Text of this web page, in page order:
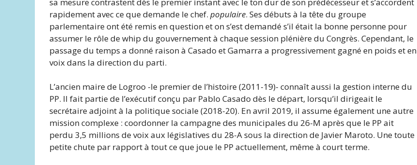
rapidement avec ce que demande le chef. populaire. Ses débuts à la tête du groupe
parlementaire ont été remis en question et on s’est demandé s’il était la bonne personne pour
assumer le rôle de whip du gouvernement à chaque session plénière du Congrès. Cependant, le
passage du temps a donné raison à Casado et Gamarra a progressivement gagné en poids et en
voix dans la direction du parti.
L’ancien maire de Logroo -le premier de l’histoire (2011-19)- connaît aussi la gestion interne du
PP. Il fait partie de l’exécutif conçu par Pablo Casado dès le départ, lorsqu’il dirigeait le
secrétaire adjoint à la politique sociale (2018-20). En avril 2019, il assume également une autre
mission complexe : coordonner la campagne des municipales du 26-M après que le PP ait
perdu 3,5 millions de voix aux législatives du 28-A sous la direction de Javier Maroto. Une toute
petite chute par rapport à tout ce que joue le PP actuellement, même à court terme.